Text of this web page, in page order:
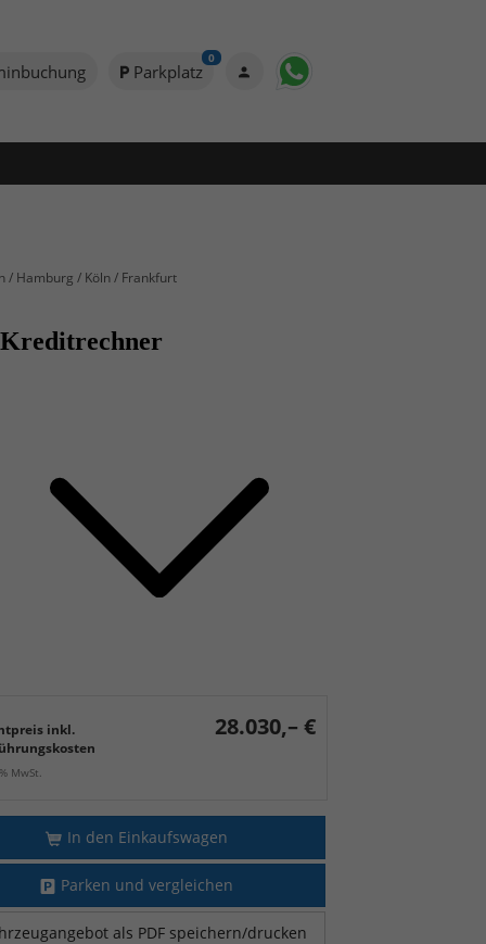
Parkplatz
0
/ Hamburg / Köln / Frankfurt
inkl.
28.030,– €
MwSt.
In den Einkaufswagen
Parken und vergleichen
als PDF speichern/drucken